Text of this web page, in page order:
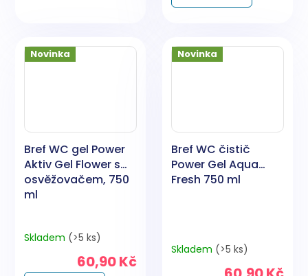
Novinka
Bref WC gel Power
Aktiv Gel Flower s
osvěžovačem, 750
ml
Průměrné
Skladem (>5 ks)
60,90 Kč
Novinka
Bref WC čistič
Power Gel Aqua
Fresh 750 ml
Skladem (>5 ks)